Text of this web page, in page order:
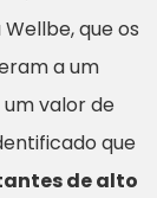
Wellbe, que os
a um
valor de
que
de alto